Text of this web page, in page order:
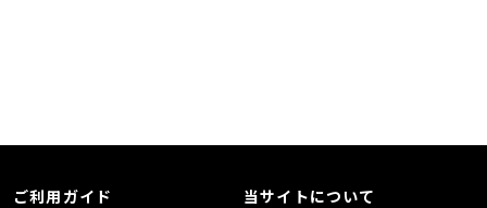
ご利用ガイド 当サイトについて